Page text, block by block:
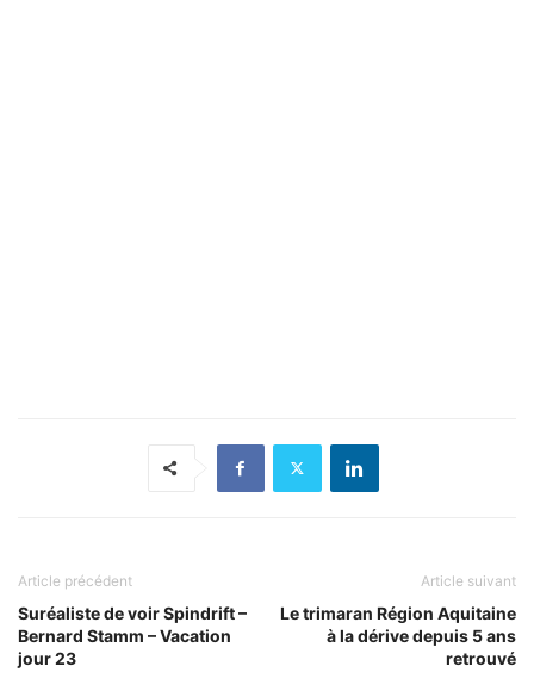
Article précédent
Suréaliste de voir Spindrift –
Bernard Stamm – Vacation
jour 23
Article suivant
Le trimaran Région Aquitaine
à la dérive depuis 5 ans
retrouvé